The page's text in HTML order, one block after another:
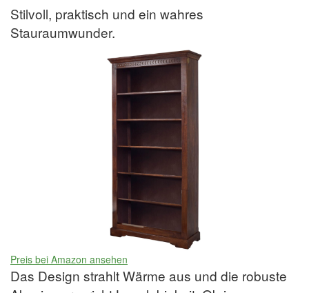
Stilvoll, praktisch und ein wahres
Stauraumwunder.
Preis bei Amazon ansehen
Das Design strahlt Wärme aus und die robuste